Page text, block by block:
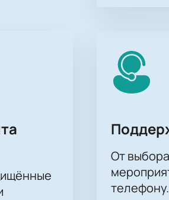
плей-офф КХЛ Металлург
плей-офф «Металлург» -
посетить игру вашей любимой
От
телефону.